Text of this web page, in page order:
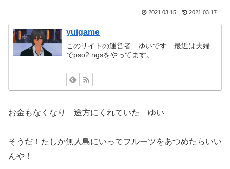
2021.03.15 2021.03.17
yuigame
このサイトの運営者 ゆいです 最近は夫婦
でpso2 ngsをやってます。
お金もなくなり 途方にくれていた ゆい
そうだ！たしか無人島にいってフルーツをあつめたらいい
んや！